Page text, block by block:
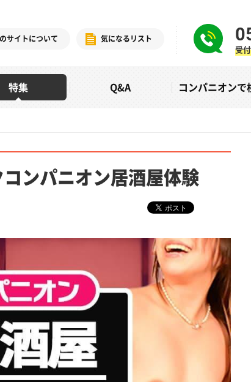
サイトについて 気になるリスト
受
特集 Q&A コンパニオンで
ンパニオン居酒屋体験